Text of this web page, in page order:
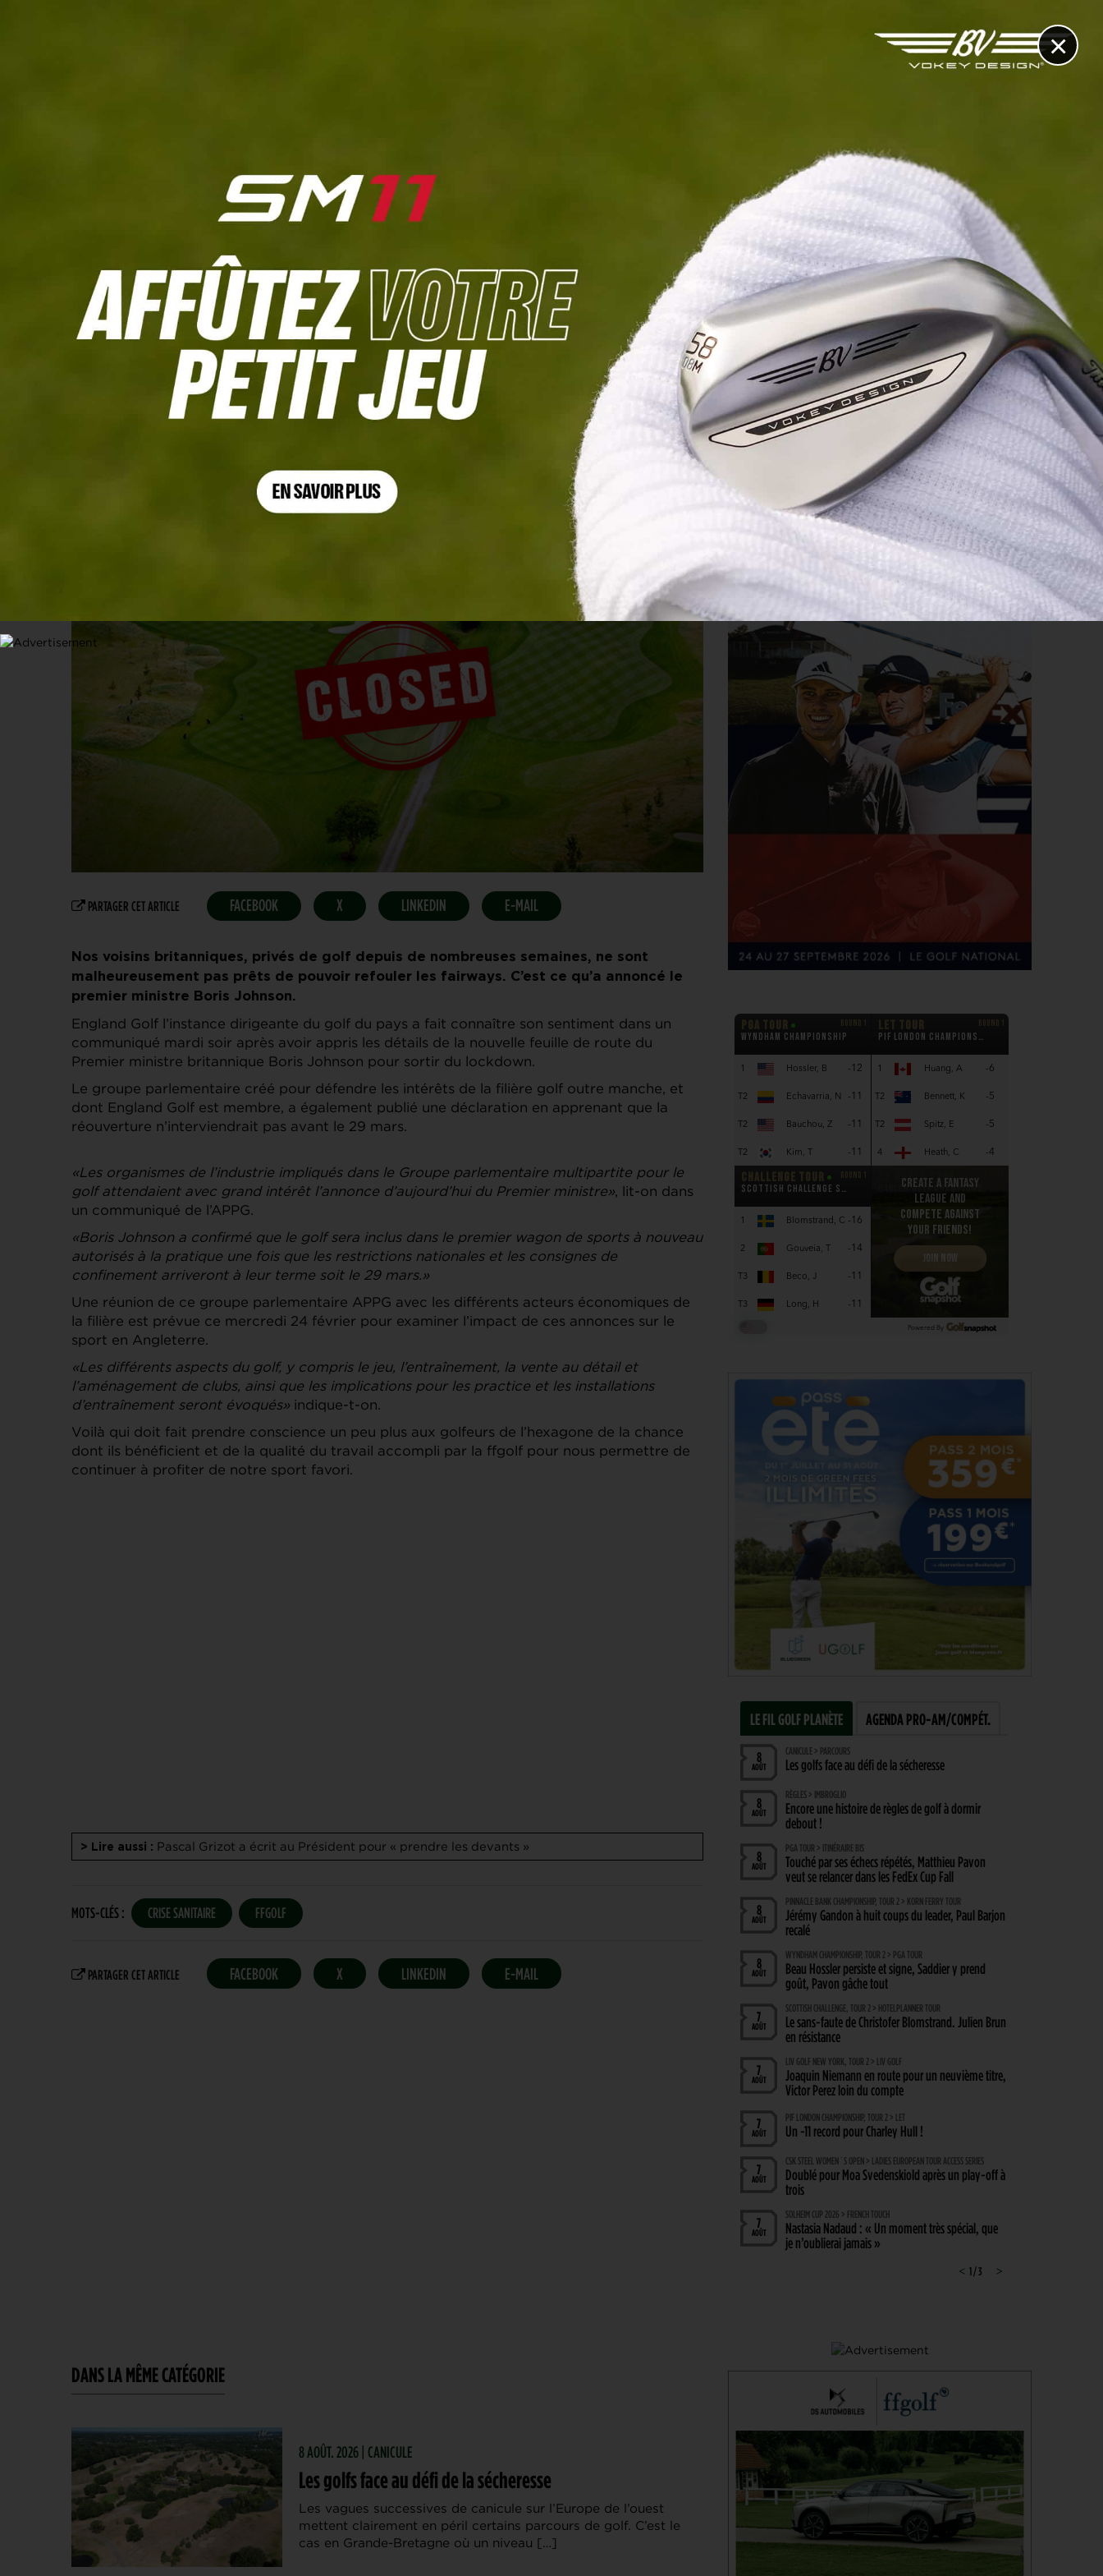
×
Les parcours anglais ne rouvriront pas avant fin mars !
PARTAGER CET ARTICLE FACEBOOK X LINKEDIN E-MAIL
Nos voisins britanniques, privés de golf depuis de nombreuses semaines, ne sont
malheureusement pas prêts de pouvoir refouler les fairways. C’est ce qu’a annoncé le
premier ministre Boris Johnson.
England Golf l’instance dirigeante du golf du pays a fait connaître son sentiment dans un
communiqué mardi soir après avoir appris les détails de la nouvelle feuille de route du
Premier ministre britannique Boris Johnson pour sortir du lockdown.
Le groupe parlementaire créé pour défendre les intérêts de la filière golf outre manche, et
dont England Golf est membre, a également publié une déclaration en apprenant que la
réouverture n’interviendrait pas avant le 29 mars.
«Les organismes de l’industrie impliqués dans le Groupe parlementaire multipartite pour le
golf attendaient avec grand intérêt l’annonce d’aujourd’hui du Premier ministre», lit-on dans
un communiqué de l’APPG.
«Boris Johnson a confirmé que le golf sera inclus dans le premier wagon de sports à nouveau
autorisés à la pratique une fois que les restrictions nationales et les consignes de
confinement arriveront à leur terme soit le 29 mars.»
Une réunion de ce groupe parlementaire APPG avec les différents acteurs économiques de
la filière est prévue ce mercredi 24 février pour examiner l’impact de ces annonces sur le
sport en Angleterre.
«Les différents aspects du golf, y compris le jeu, l’entraînement, la vente au détail et
l’aménagement de clubs, ainsi que les implications pour les practice et les installations
d’entraînement seront évoqués» indique-t-on.
Voilà qui doit fait prendre conscience un peu plus aux golfeurs de l’hexagone de la chance
dont ils bénéficient et de la qualité du travail accompli par la ffgolf pour nous permettre de
continuer à profiter de notre sport favori.
> Lire aussi : Pascal Grizot a écrit au Président pour « prendre les devants »
MOTS-CLÉS : CRISE SANITAIRE FFGOLF
PARTAGER CET ARTICLE FACEBOOK X LINKEDIN E-MAIL
DANS LA MÊME CATÉGORIE
8 AOÛT. 2026 | CANICULE
Les golfs face au défi de la sécheresse
Les vagues successives de canicule sur l’Europe de l’ouest
mettent clairement en péril certains parcours de golf. C’est le
cas en Grande-Bretagne où un niveau […]
LE FIL GOLF PLANÈTE AGENDA PRO-AM/COMPÉT.
8
AOÛT
CANICULE > PARCOURS
Les golfs face au défi de la sécheresse
8
AOÛT
RÈGLES > IMBROGLIO
Encore une histoire de règles de golf à dormir
debout !
8
AOÛT
PGA TOUR > ITINÉRAIRE BIS
Touché par ses échecs répétés, Matthieu Pavon
veut se relancer dans les FedEx Cup Fall
8
AOÛT
PINNACLE BANK CHAMPIONSHIP, TOUR 2 > KORN FERRY TOUR
Jérémy Gandon à huit coups du leader, Paul Barjon
recalé
8
AOÛT
WYNDHAM CHAMPIONSHIP, TOUR 2 > PGA TOUR
Beau Hossler persiste et signe, Saddier y prend
goût, Pavon gâche tout
7
AOÛT
SCOTTISH CHALLENGE, TOUR 2 > HOTELPLANNER TOUR
Le sans-faute de Christofer Blomstrand. Julien Brun
en résistance
7
AOÛT
LIV GOLF NEW YORK, TOUR 2 > LIV GOLF
Joaquin Niemann en route pour un neuvième titre,
Victor Perez loin du compte
7
AOÛT
PIF LONDON CHAMPIONSHIP, TOUR 2 > LET
Un -11 record pour Charley Hull !
7
AOÛT
CSK STEEL WOMEN´S OPEN > LADIES EUROPEAN TOUR ACCESS SERIES
Doublé pour Moa Svedenskiold après un play-off à
trois
7
AOÛT
SOLHEIM CUP 2026 > FRENCH TOUCH
Nastasia Nadaud : « Un moment très spécial, que
je n’oublierai jamais »
Hossler veut briser la malédiction, Saddier fringant,
dernier tournoi de la saison régulière
Michael Thorbjornsen : les secrets d’un sac qui a
changé de visage avant son premier succès sur le
PGA Tour
6
AOÛT
GUERRE DES CIRCUITS > QUESTIONS POUR DES CHAMPIONS
LIV Golf : Quel avenir pour Rahm et DeChambeau ?
6
PGA TOUR > DIVORCE
Le FedEx St. Jude Championship va perdre son
statut de tournoi XXL
DP WORLD TOUR > PLATEAU DE RÊVE
< >
1 / 3